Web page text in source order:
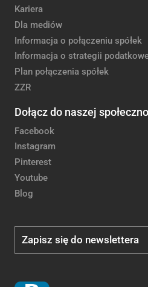
Kariera
Dla mediów
Informacja o połączeniu spółek
Informacja o strategii
Plan połączenia spółek
ZZR
Dołącz do naszej
Facebook
Instagram
Pinterest
Youtube
Blog
Zapisz się do newslettera